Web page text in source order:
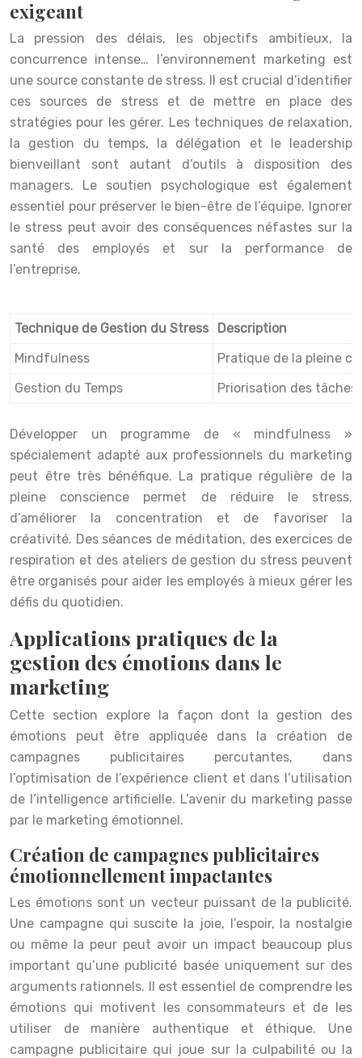
exigeant
La pression des délais, les objectifs ambitieux, la
concurrence intense… l’environnement marketing est
une source constante de stress. Il est crucial d’identifier
ces sources de stress et de mettre en place des
stratégies pour les gérer. Les techniques de relaxation,
la gestion du temps, la délégation et le leadership
bienveillant sont autant d’outils à disposition des
managers. Le soutien psychologique est également
essentiel pour préserver le bien-être de l’équipe. Ignorer
le stress peut avoir des conséquences néfastes sur la
santé des employés et sur la performance de
l’entreprise.
Technique de Gestion du Stress
Description
Mindfulness
Pratique de la pleine
Gestion du Temps
Priorisation des
Développer un programme de « mindfulness »
spécialement adapté aux professionnels du marketing
peut être très bénéfique. La pratique régulière de la
pleine conscience permet de réduire le stress,
d’améliorer la concentration et de favoriser la
créativité. Des séances de méditation, des exercices de
respiration et des ateliers de gestion du stress peuvent
être organisés pour aider les employés à mieux gérer les
défis du quotidien.
Applications pratiques de la
gestion des émotions dans le
marketing
Cette section explore la façon dont la gestion des
émotions peut être appliquée dans la création de
campagnes publicitaires percutantes, dans
l’optimisation de l’expérience client et dans l’utilisation
de l’intelligence artificielle. L’avenir du marketing passe
par le marketing émotionnel.
Création de campagnes publicitaires
émotionnellement impactantes
Les émotions sont un vecteur puissant de la publicité.
Une campagne qui suscite la joie, l’espoir, la nostalgie
ou même la peur peut avoir un impact beaucoup plus
important qu’une publicité basée uniquement sur des
arguments rationnels. Il est essentiel de comprendre les
émotions qui motivent les consommateurs et de les
utiliser de manière authentique et éthique. Une
campagne publicitaire qui joue sur la culpabilité ou la